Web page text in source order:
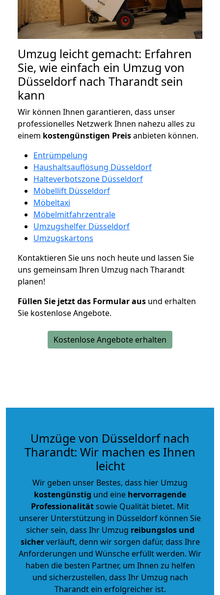
Umzug leicht gemacht: Erfahren
Sie, wie einfach ein Umzug von
Düsseldorf nach Tharandt sein
kann
Wir können Ihnen garantieren, dass unser
professionelles Netzwerk Ihnen nahezu alles zu
einem kostengünstigen Preisanbieten können.
Entrümpelung
Haushaltsauflösung Düsseldorf
Halteverbotszone Düsseldorf
Möbellift Düsseldorf
Möbeltaxi
Möbelmitfahrzentrale
Umzugshelfer Düsseldorf
Umzugskartons
Kontaktieren Sie uns noch heute und lassen Sie
uns gemeinsam Ihren Umzug nach Tharandt
planen!
Füllen Sie jetzt das Formular aus und erhalten
Sie kostenlose Angebote.
Kostenlose Angebote erhalten
Umzüge von Düsseldorf nach
Tharandt: Wir machen es Ihnen
leicht
Wir geben unser Bestes, dass hier Umzug
kostengünstig und eine hervorragende
Professionalitätsowie Qualität bietet. Mit
unserer Unterstützung in Düsseldorf können Sie
sicher sein, dass Ihr Umzug reibungslos und
sicherverläuft, denn wir sorgen dafür, dass Ihre
Anforderungen und Wünsche erfüllt werden. Wir
haben die besten Partner, um Ihnen zu helfen
und sicherzustellen, dass Ihr Umzug nach
Tharandt ein erfolgreicher ist.